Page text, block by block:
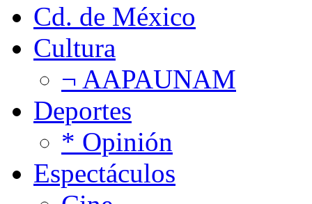
Cd. de México
Cultura
¬ AAPAUNAM
Deportes
* Opinión
Espectáculos